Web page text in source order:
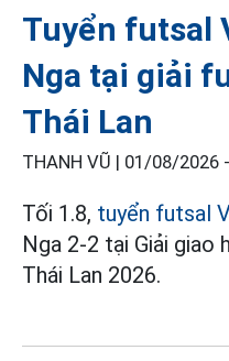
Tuyển futsal
Nga tại giải
Thái Lan
THANH VŨ | 01/08/2026
Tối 1.8, tuyển futsal
Nga 2-2 tại Giải giao
Thái Lan 2026.